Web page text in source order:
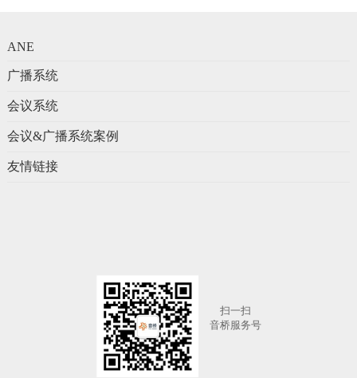
ANE
广播系统
会议系统
会议&广播系统案例
友情链接
扫一扫
音桥服务号